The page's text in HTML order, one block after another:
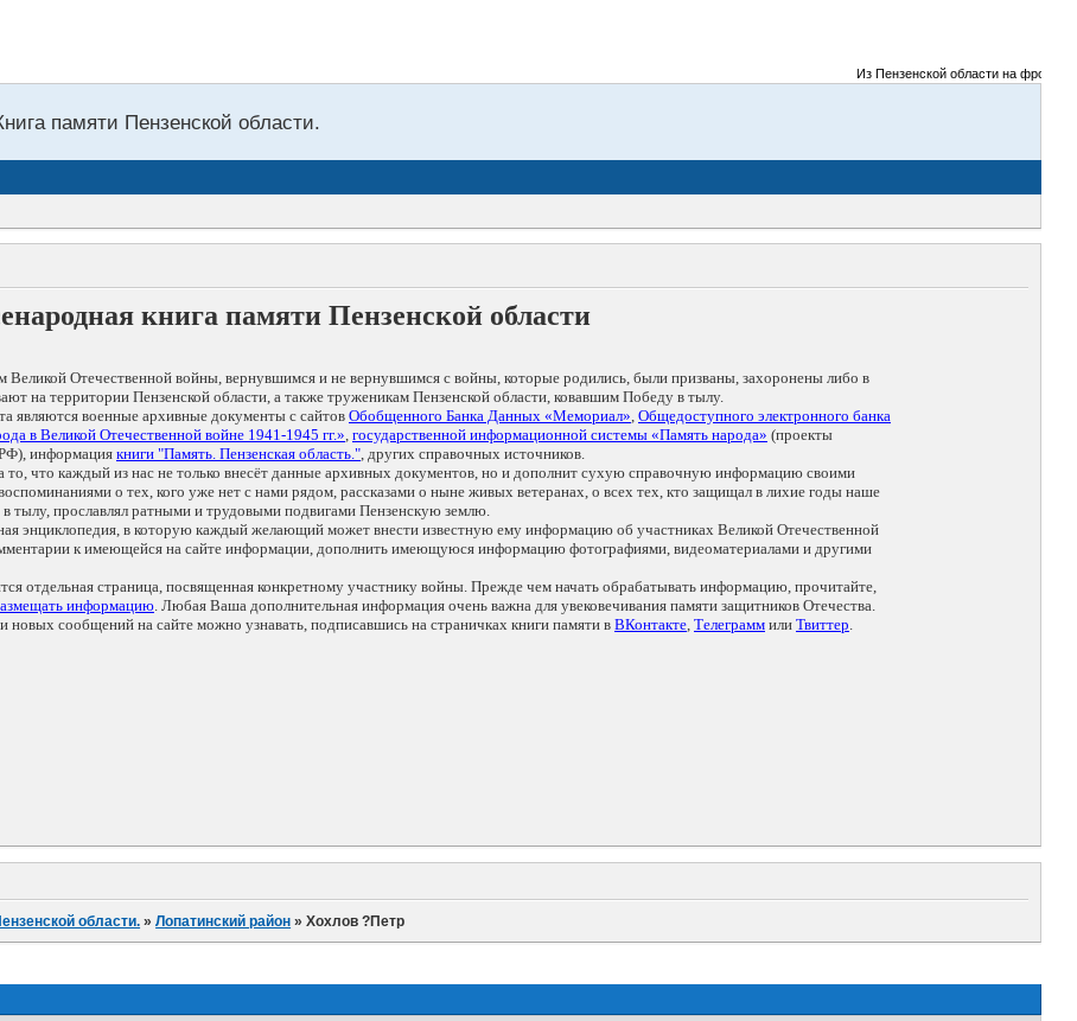
Из Пензенской области на фронты
памяти Пензенской области.
книга памяти Пензенской области
Великой Отечественной войны, вернувшимся и не вернувшимся с войны, которые родились, были призваны, захоронены либо в
на территории Пензенской области, а также труженикам Пензенской области, ковавшим Победу в тылу.
являются военные архивные документы с сайтов Обобщенного Банка Данных «Мемориал», Общедоступного электронного банка
в Великой Отечественной войне 1941-1945 гг.», государственной информационной системы «Память народа» (проекты
информациякниги "Память. Пензенская область.", других справочных источников.
то, что каждый из нас не только внесёт данные архивных документов, но и дополнит сухую справочную информацию своими
о тех, кого уже нет с нами рядом, рассказами о ныне живых ветеранах, о всех тех, кто защищал в лихие годы наше
в тылу, прославлял ратными и трудовыми подвигами Пензенскую землю.
энциклопедия, в которую каждый желающий может внести известную ему информацию об участниках Великой Отечественной
к имеющейся на сайте информации, дополнить имеющуюся информацию фотографиями, видеоматериалами и другими
отдельная страница, посвященная конкретному участнику войны. Прежде чем начать обрабатывать информацию, прочитайте,
информацию. Любая Ваша дополнительная информация очень важна для увековечивания памяти защитников Отечества.
сообщений на сайте можно узнавать, подписавшись на страничках книги памяти в ВКонтакте, Телеграмм или Твиттер.
области. »Лопатинский район »Хохлов ?Петр